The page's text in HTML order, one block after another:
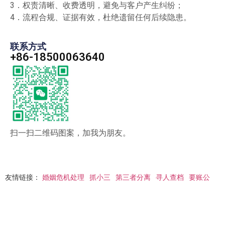
3．权责清晰、收费透明，避免与客户产生纠纷；
4．流程合规、证据有效，杜绝遗留任何后续隐患。
联系方式
+86-18500063640
扫一扫二维码图案，加我为朋友。
友情链接： 婚姻危机处理 抓小三 第三者分离 寻人查档
要账公